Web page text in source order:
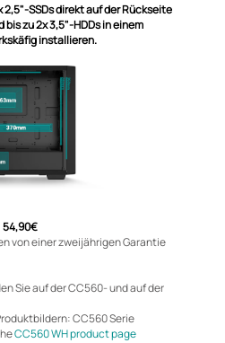
2,5"-SSDs direkt auf der Rückseite
zu 2x 3,5"-HDDs in einem
installieren.
54,90€
von einer zweijährigen Garantie
Sie auf der CC560- und auf der
CC560 Serie
CC560 WH product page